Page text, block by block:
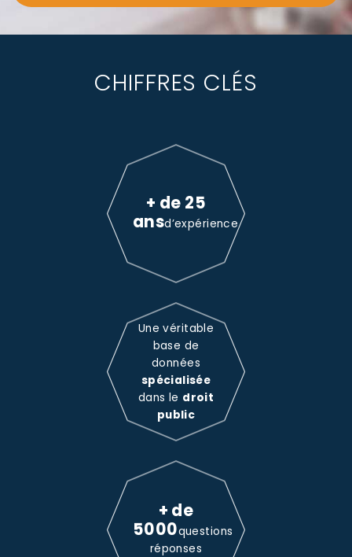
CHIFFRES CLÉS
+ de 25
ansd’expérience
Une véritable
base de
données
spécialisée
dans le droit
public
+ de
5000questions
réponses